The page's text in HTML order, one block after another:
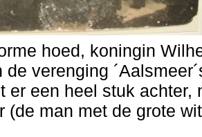
hoed, koningin
verenging
er een heel stuk achter,
(de man met de grote